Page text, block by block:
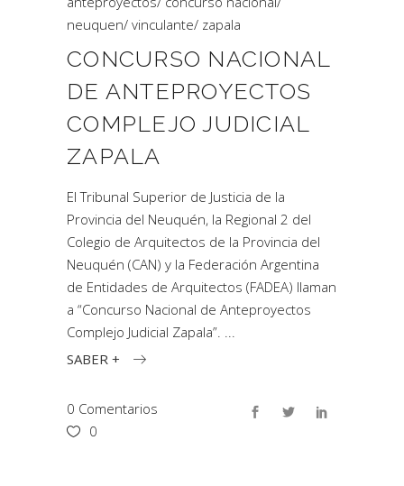
neuquen/ vinculante/ zapala
CONCURSO NACIONAL
DE ANTEPROYECTOS
COMPLEJO JUDICIAL
ZAPALA
El Tribunal Superior de Justicia de la
Provincia del Neuquén, la Regional 2 del
Colegio de Arquitectos de la Provincia del
Neuquén (CAN) y la Federación Argentina
de Entidades de Arquitectos (FADEA) llaman
a “Concurso Nacional de Anteproyectos
Complejo Judicial Zapala”.
SABER +
0 Comentarios
0